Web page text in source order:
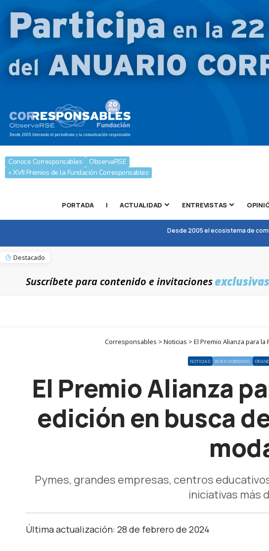
Conoce Corresponsables
ObservaRSE
» XVII Premios de la Fundación Corresponsables
PORTADA | ACTUALIDAD ENTREVISTAS
Desde 2005 el ecosistema de
Destacado
Suscríbete para contenido e invitacionesexclusivas
Corresponsables > Noticias > El Premio Alianza para
NOTICIAS BUEN GOBIERNO
El Premio Alianza
edición en busca
Pymes, grandes empresas, centros
iniciativas más
Última actualización: 28 de febrero de 2024